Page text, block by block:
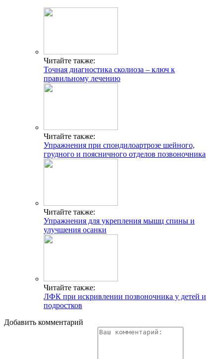
Читайте также:
Точная диагностика сколиоза – ключ к
правильному лечению
Читайте также:
Упражнения при спондилоартрозе шейного,
грудного и поясничного отделов позвоночника
Читайте также:
Упражнения для укрепления мышц спины и
улучшения осанки
Читайте также:
ЛФК при искривлении позвоночника у детей и
подростков
Добавить комментарий